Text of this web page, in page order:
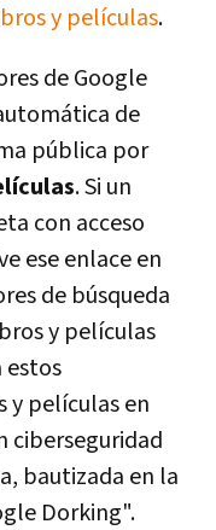
y películas.
de Google
de
pública por
. Si un
con acceso
ese enlace en
de búsqueda
y películas
estos
y películas en
ciberseguridad
bautizada en la
Dorking".